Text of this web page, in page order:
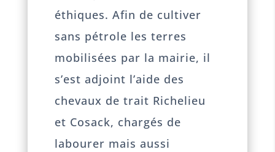
éthiques. Afin de cultiver
sans pétrole les terres
mobilisées par la mairie, il
s’est adjoint l’aide des
chevaux de trait Richelieu
et Cosack, chargés de
labourer mais aussi